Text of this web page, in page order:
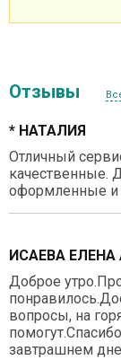
Отзывы
* НАТАЛИЯ
Отличный
качественные.
оформленные и
ИСАЕВА
Доброе
вопросы, на
завтрашнем